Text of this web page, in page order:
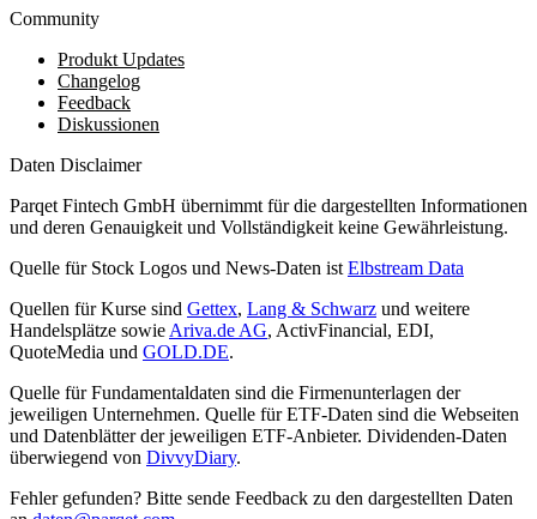
Community
Produkt Updates
Changelog
Feedback
Diskussionen
Daten Disclaimer
Parqet Fintech GmbH übernimmt für die dargestellten Informationen
und deren Genauigkeit und Vollständigkeit keine Gewährleistung.
Quelle für Stock Logos und News-Daten ist Elbstream Data
Quellen für Kurse sind Gettex, Lang & Schwarz und weitere
Handelsplätze sowie Ariva.de AG, ActivFinancial, EDI,
QuoteMedia und GOLD.DE.
Quelle für Fundamentaldaten sind die Firmenunterlagen der
jeweiligen Unternehmen. Quelle für ETF-Daten sind die Webseiten
und Datenblätter der jeweiligen ETF-Anbieter. Dividenden-Daten
überwiegend von DivvyDiary.
Fehler gefunden? Bitte sende Feedback zu den dargestellten Daten